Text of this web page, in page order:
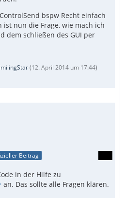
bspw Recht einfach
nun die Frage, wie mach ich
dem schließen des GUI per
(12. April 2014 um 17:44)
Beitrag
in der Hilfe zu
an. Das sollte alle Fragen klären.